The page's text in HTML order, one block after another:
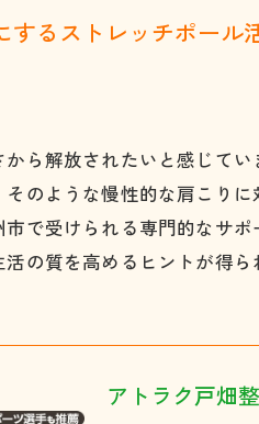
するストレッチポール
から解放されたいと感じて
そのような慢性的な肩こり
市で受けられる専門的なサ
の質を高めるヒントが得ら
アトラク戸畑